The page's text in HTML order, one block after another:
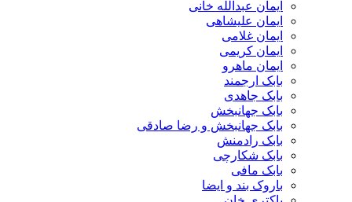
ایمان عبدالله خانی
ایمان علیشاهی
ایمان غلامی
ایمان کریمی
ایمان ماهرو
بابک ارجمند
بابک جاهدی
بابک جهانبخش
بابک جهانبخش و رضا صادقی
بابک رادمنش
بابک شکارچی
بابک مافی
باروک بند و ایضا